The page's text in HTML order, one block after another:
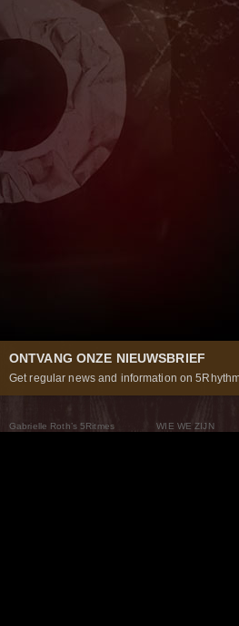
ONTVANG ONZE NIEUWSBRIEF
Get regular news and information on
Gabrielle Roth’s 5Ritmes
WIE WE ZIJN